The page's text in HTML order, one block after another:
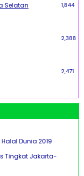
Selatan 1,844
2,388
2,471
Dunia 2019
Tingkat Jakarta-